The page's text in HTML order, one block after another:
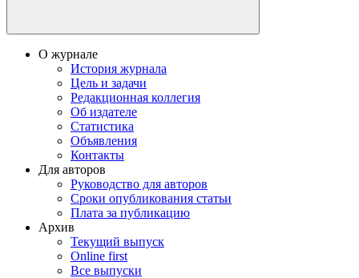
О журнале
История журнала
Цель и задачи
Редакционная коллегия
Об издателе
Статистика
Объявления
Контакты
Для авторов
Руководство для авторов
Сроки опубликования статьи
Плата за публикацию
Архив
Текущий выпуск
Online first
Все выпуски